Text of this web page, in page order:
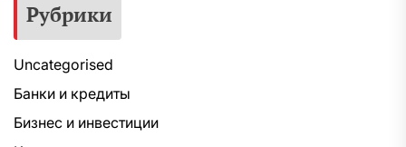
Рубрики
Uncategorised
Банки и кредиты
Бизнес и инвестиции